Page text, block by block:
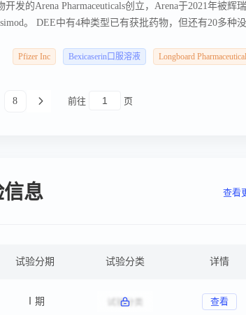
发的Arena Pharmaceuticals创立，Arena于2021年被辉
。 DEE中有4种类型已有获批药物，但还有20多种
Pfizer Inc Bexicaserin口服溶液 Longboard
8 前往 页
信息 查看
试验分期 试验分类 详情
Ⅰ期 查看